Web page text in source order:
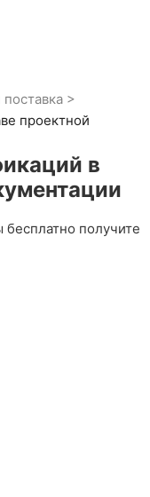
>
проектной
в
получите